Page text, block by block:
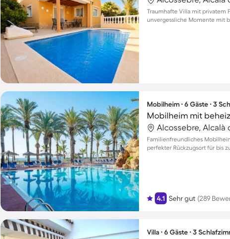
Traumhafte Villa mit privatem
unvergessliche Momente mit
Mobilheim ∙ 6 Gäste ∙ 3
Mobilheim mit
Alcossebre, Alcalà
Familienfreundliches
perfekter Rückzugsort für bis
4.1 Sehr gut (289
Villa ∙ 6 Gäste ∙ 3